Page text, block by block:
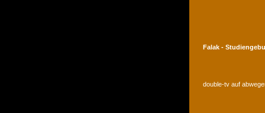
Falak -
double-tv auf